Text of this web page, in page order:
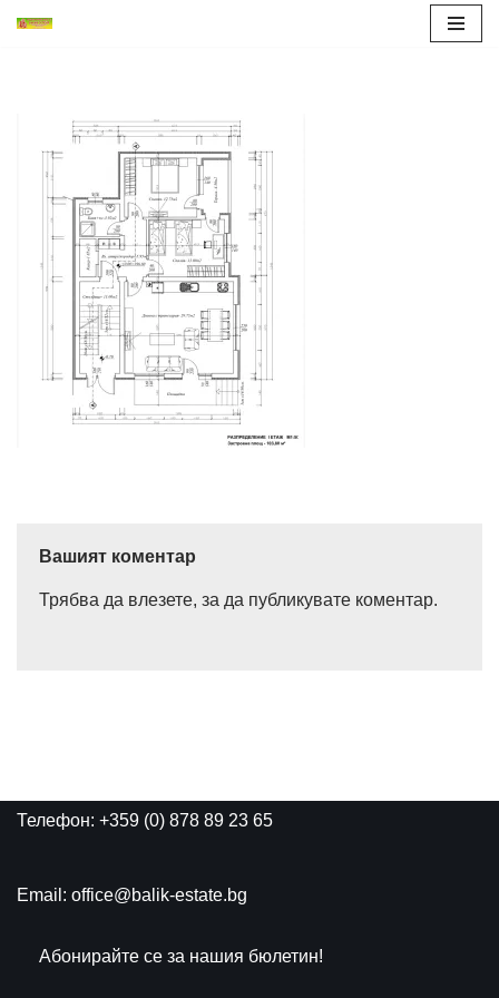
съдържанието
Вашият коментар
Трябва да влезете, за да публикувате коментар.
Телефон: +359 (0) 878 89 23 65
Email: office@balik-estate.bg
Абонирайте се за нашия бюлетин!